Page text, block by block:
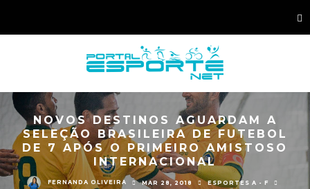
NOVOS DESTINOS AGUARDAM A
SELEÇÃO BRASILEIRA DE FUTEBOL
DE 7 APÓS O PRIMEIRO AMISTOSO
INTERNACIONAL
FERNANDA OLIVEIRA MAR 28, 2018
ESPORTES A - F